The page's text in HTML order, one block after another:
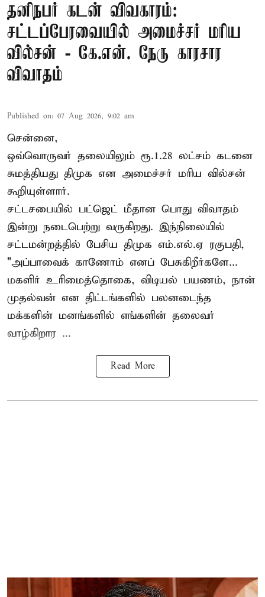
தனிநபர் கடன் விவகாரம்:
சட்டப்பேரவையில் அமைச்சர் மரிய
வில்சன் - கே.என். நேரு காரசார
விவாதம்
Published on: 07 Aug 2026, 9:02 am
சென்னை,
ஒவ்வொருவர் தலையிலும் ரூ.1.28 லட்சம் கடனை
சுமத்தியது திமுக என அமைச்சர் மரிய வில்சன்
கூறியுள்ளார்.
சட்டசபையில் பட்ஜெட் மீதான பொது விவாதம்
இன்று நடைபெற்று வருகிறது. இந்நிலையில்
சட்டமன்றத்தில் பேசிய திமுக எம்.எல்.ஏ ரகுபதி,
"அப்பாவைக் காணோம் எனப் பேசுகிறீர்களே...
மகளிர் உரிமைத்தொகை, விடியல் பயணம், நான்
முதல்வன் என திட்டங்களில் பலனடைந்த
மக்களின் மனங்களில் எங்களின் தலைவர்
வாழ்கிறார ...
Read More